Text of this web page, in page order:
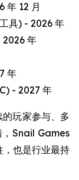
年 12 月
具) - 2026 年
2026 年
年
- 2027 年
玩家参与、多
Snail Games
，也是行业最持